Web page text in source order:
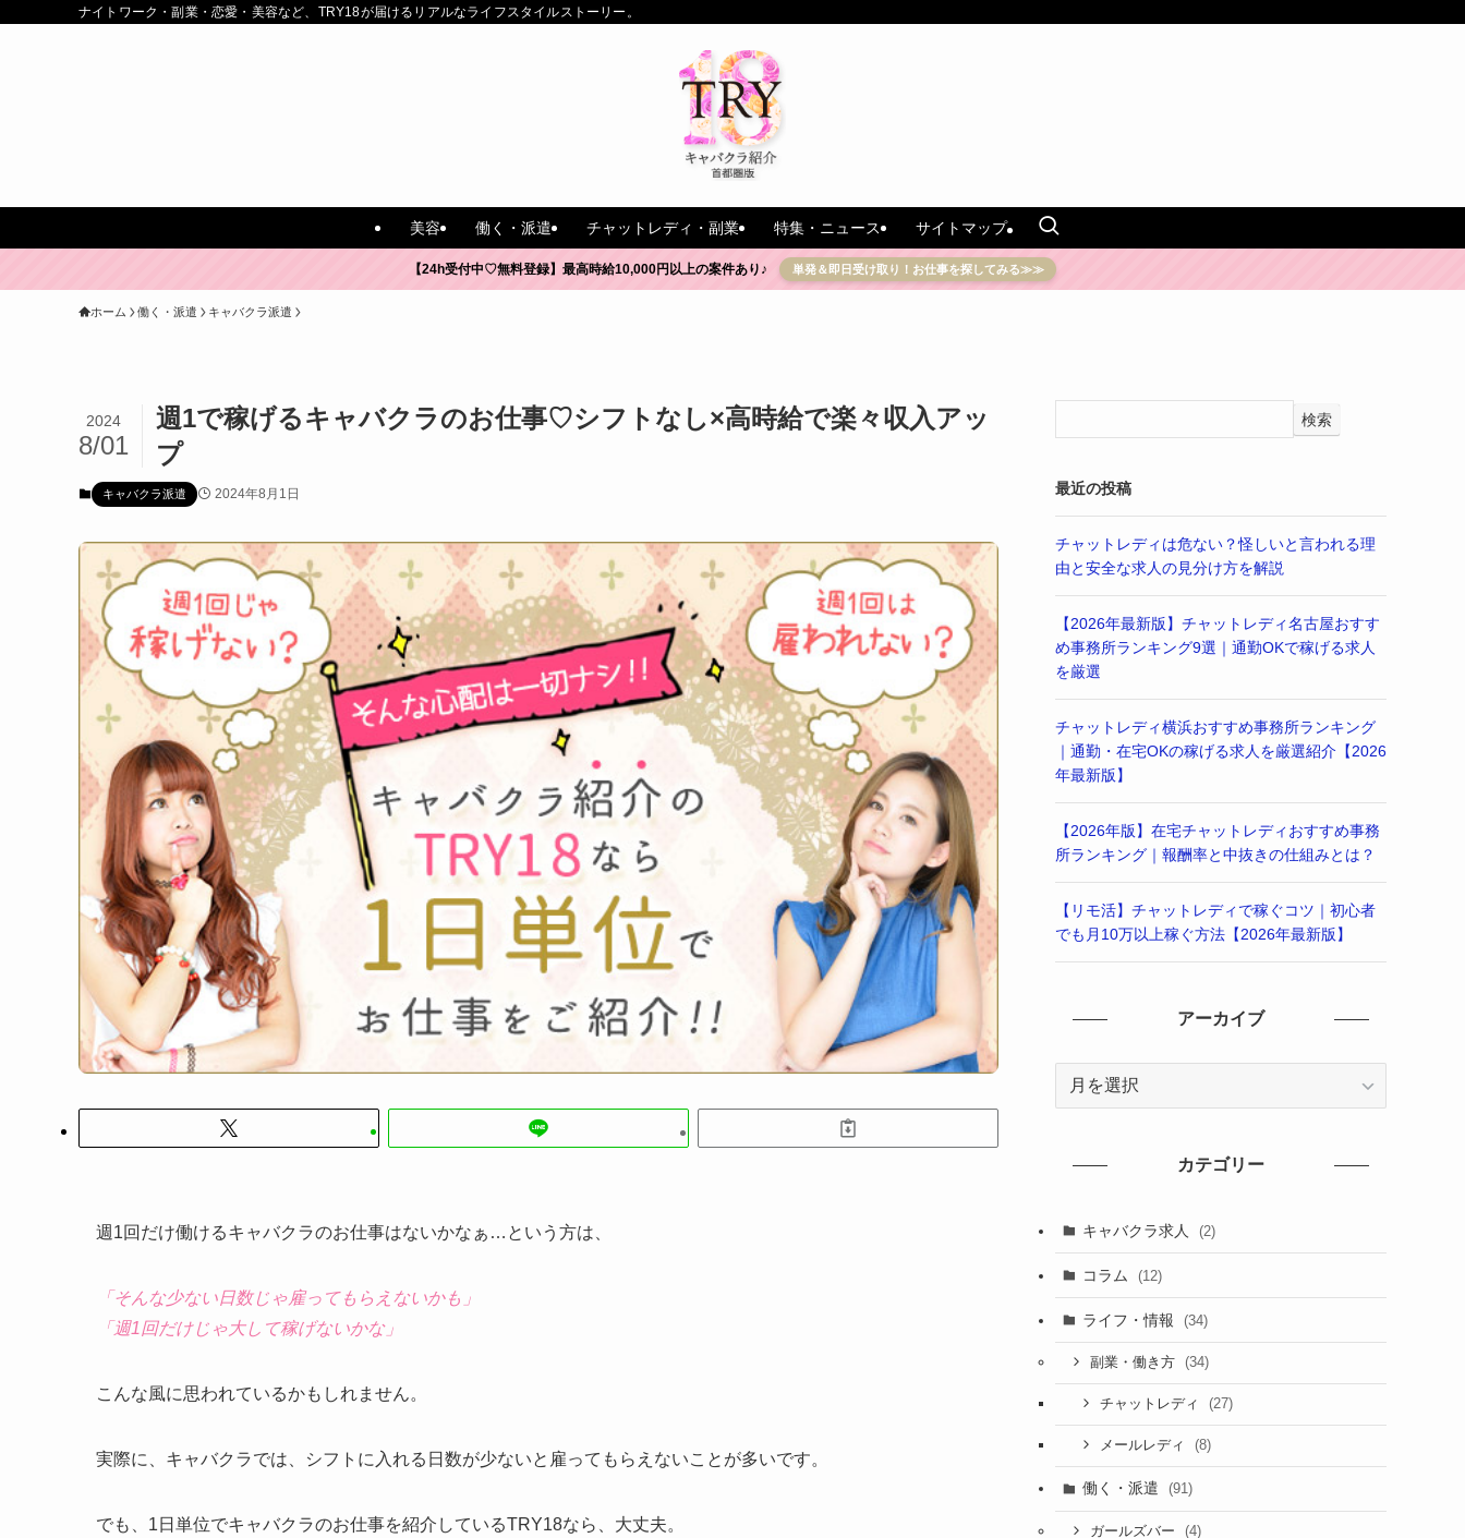
ナイトワーク・副業・恋愛・美容など、TRY18が届けるリアルなライフスタイルストーリー。
美容 働く・派遣 チャットレディ・副業 特集・ニュース サイトマップ
【24h受付中♡無料登録】最高時給10,000円以上の案件あり♪ 単発＆即日受け取り！お仕事を探してみる≫≫
ホーム 働く・派遣 キャバクラ派遣
週1で稼げるキャバクラのお仕事♡シフトなし×高時給で楽々収入アッ
プ
2024
8/01
キャバクラ派遣 2024年8月1日
週1回だけ働けるキャバクラのお仕事はないかなぁ…という方は、
「そんな少ない日数じゃ雇ってもらえないかも」
「週1回だけじゃ大して稼げないかな」
こんな風に思われているかもしれません。
実際に、キャバクラでは、シフトに入れる日数が少ないと雇ってもらえないことが多いです。
でも、1日単位でキャバクラのお仕事を紹介しているTRY18なら、大丈夫。
検索
最近の投稿
チャットレディは危ない？怪しいと言われる理
由と安全な求人の見分け方を解説
【2026年最新版】チャットレディ名古屋おすす
め事務所ランキング9選｜通勤OKで稼げる求人
を厳選
チャットレディ横浜おすすめ事務所ランキング
｜通勤・在宅OKの稼げる求人を厳選紹介【2026
年最新版】
【2026年版】在宅チャットレディおすすめ事務
所ランキング｜報酬率と中抜きの仕組みとは？
【リモ活】チャットレディで稼ぐコツ｜初心者
でも月10万以上稼ぐ方法【2026年最新版】
アーカイブ
カテゴリー
キャバクラ求人 (2)
コラム (12)
ライフ・情報 (34)
副業・働き方 (34)
チャットレディ (27)
メールレディ (8)
働く・派遣 (91)
ガールズバー (4)